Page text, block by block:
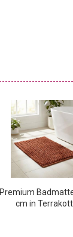
Premium
cm in